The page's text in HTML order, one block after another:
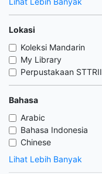
Lokasi
Koleksi Mandarin
My Library
Perpustakaan STTRII
Bahasa
Arabic
Bahasa Indonesia
Chinese
Lihat Lebih Banyak